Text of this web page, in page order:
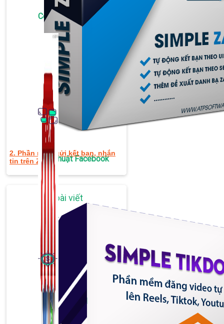
Công Cụ Marketing
1,066 bài viết
Thủ Thuật Facebook
536 bài viết
Kiếm Tiền MMO
2. Phần mềm gửi kết bạn, nhắn
tin trên Zalo